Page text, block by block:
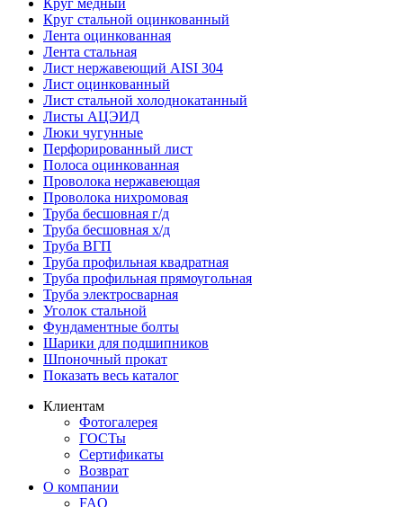
Круг медный
Круг стальной оцинкованный
Лента оцинкованная
Лента стальная
Лист нержавеющий AISI 304
Лист оцинкованный
Лист стальной холоднокатанный
Листы АЦЭИД
Люки чугунные
Перфорированный лист
Полоса оцинкованная
Проволока нержавеющая
Проволока нихромовая
Труба бесшовная г/д
Труба бесшовная х/д
Труба ВГП
Труба профильная квадратная
Труба профильная прямоугольная
Труба электросварная
Уголок стальной
Фундаментные болты
Шарики для подшипников
Шпоночный прокат
Показать весь каталог
Клиентам
Фотогалерея
ГОСТы
Сертификаты
Возврат
О компании
FAQ